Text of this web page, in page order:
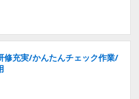
充実/かんたんチェック作業/